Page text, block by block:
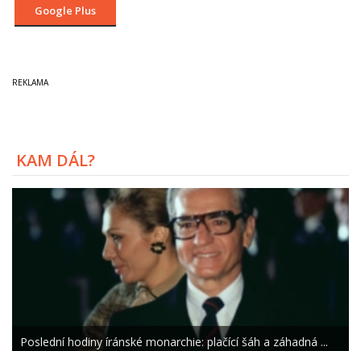
Google Plus
KAM DÁL?
Poslední hodiny íránské monarchie: plačící šáh a záhadná ...